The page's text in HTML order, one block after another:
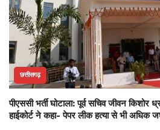
छत्तीसगढ़
पीएससी भर्ती घोटाला: पूर्व सचिव जीवन
हाईकोर्ट ने कहा- पेपर लीक हत्या से भी अधिक